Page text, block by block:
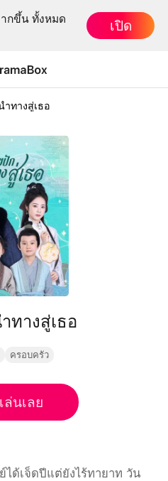
กขึ้น ทั้งหมด
เปิด
ำทางสู่เธอ
ทางสู่เธอ
ครอบครัว
เล่นเลย
ได้เจ็ดปีแต่ยังไร้ทายาท วัน